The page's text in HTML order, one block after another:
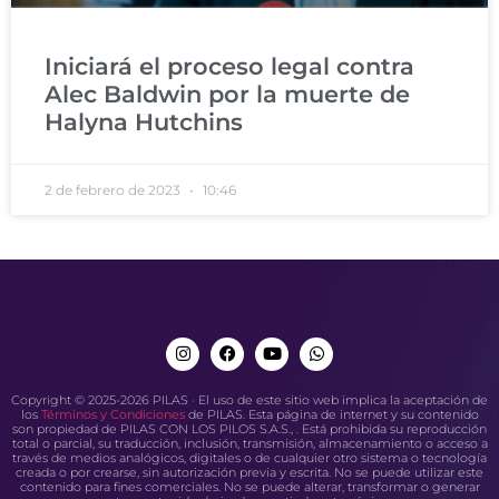
Iniciará el proceso legal contra
Alec Baldwin por la muerte de
Halyna Hutchins
2 de febrero de 2023 10:46
Copyright © 2025-2026 PILAS · El uso de este sitio web implica la aceptación de
los Términos y Condicionesde PILAS. Esta página de internet y su contenido
son propiedad de PILAS CON LOS PILOS S.A.S., . Está prohibida su reproducción
total o parcial, su traducción, inclusión, transmisión, almacenamiento o acceso a
través de medios analógicos, digitales o de cualquier otro sistema o tecnología
creada o por crearse, sin autorización previa y escrita. No se puede utilizar este
contenido para fines comerciales. No se puede alterar, transformar o generar